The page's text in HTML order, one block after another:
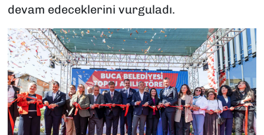
devam edeceklerini vurguladı.